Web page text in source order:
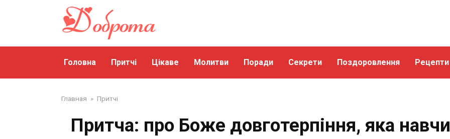
Головна Притчі Цікаве Молитви Поради Секрети Поздоровлення Рецепти
Главная » Притчі
Притча: про Боже довготерпіння, яка